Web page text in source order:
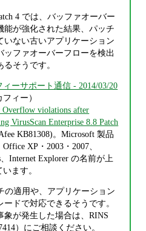
4 では、バッファオーバー
能が強化された結果、パッチ
いない古いアプリケーション
ッファオーバーフローを検出
そうです。
ィーサポート通信 - 2014/03/20
フィー）
violations after
VirusScan Enterprise 8.8 Patch
KB81308)。Microsoft 製品
XP・2003・2007、
、Internet Explorer の名前が上
ます。
の適用や、アプリケーション
ードで対応できるそうです。
象が発生した場合は、RINS
）にご相談ください。